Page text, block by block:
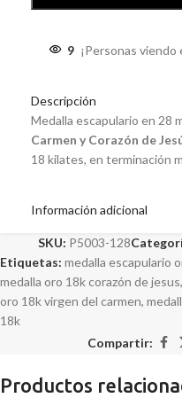
9 ¡Personas
Descripción
Medalla escapulario en 28
Carmen y Corazón de
18 kilates, en terminación
Información adicional
SKU: P5003-128
Etiquetas: medalla escapulario
medalla oro 18k corazón de jesus,
oro 18k virgen del carmen,
18k
Compartir:
Productos